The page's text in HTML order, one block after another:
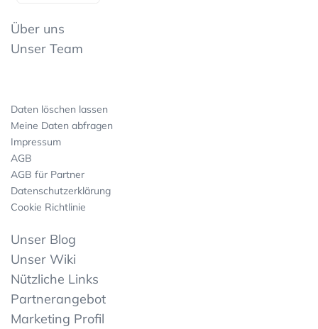
Über uns
Unser Team
Daten löschen lassen
Meine Daten abfragen
Impressum
AGB
AGB für Partner
Datenschutzerklärung
Cookie Richtlinie
Unser Blog
Unser Wiki
Nützliche Links
Partnerangebot
Marketing Profil